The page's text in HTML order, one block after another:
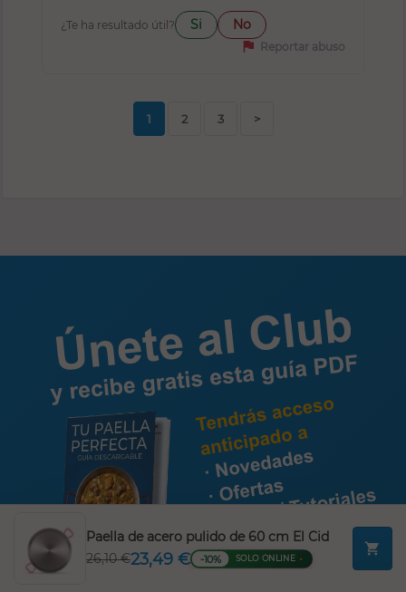
¿Te ha resultado útil? Si
No
flag
Reportar abuso
1 2 3 >
Paella de acero pulido de 60 cm El Cid
26,10 €23,49 € -10% SOLO ONLINE
